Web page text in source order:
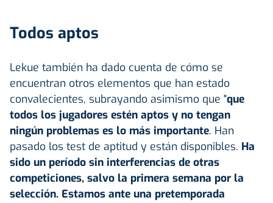
Todos aptos
Lekue también ha dado cuenta de cómo se
encuentran otros elementos que han estado
convalecientes, subrayando asimismo que "que
todos los jugadores estén aptos y no tengan
ningún problemas es lo más importante. Han
pasado los test de aptitud y están disponibles. Ha
sido un período sin interferencias de otras
competiciones, salvo la primera semana por la
selección. Estamos ante una pretemporada